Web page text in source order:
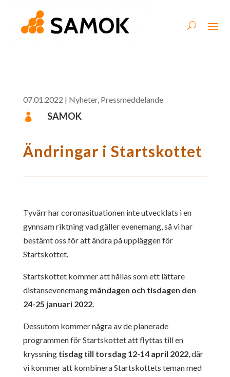
07.01.2022 | Nyheter, Pressmeddelande
 SAMOK
Ändringar i Startskottet
Tyvärr har coronasituationen inte utvecklats i en
gynnsam riktning vad gäller evenemang, så vi har
bestämt oss för att ändra på uppläggen för
Startskottet.
Startskottet kommer att hållas som ett lättare
distansevenemang måndagen och tisdagen den
24-25 januari 2022.
Dessutom kommer några av de planerade
programmen för Startskottet att flyttas till en
kryssning tisdag till torsdag 12-14 april 2022, där
vi kommer att kombinera Startskottets teman med